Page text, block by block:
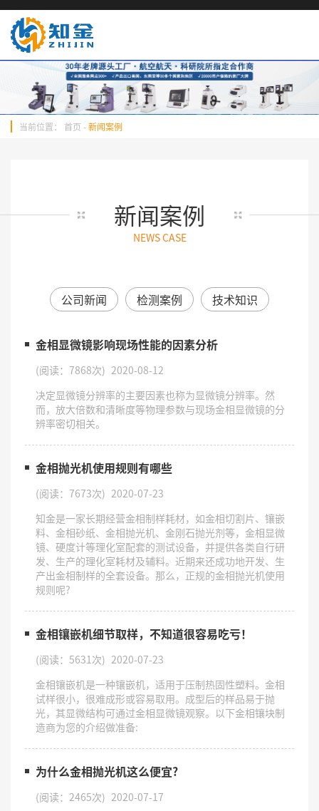
当前位置： 首页 -新闻案例
新闻案例
NEWS CASE
公司新闻 检测案例 技术知识
金相显微镜影响现场性能的因素分析
(阅读：7868次) 2020-08-12
决定显微镜分辨率的主要因素也称为显微镜分辨率。然
而，放大倍数和清晰度等物理参数与现场金相显微镜的分
辨率密切相关。
金相抛光机使用规则有哪些
(阅读：7673次) 2020-07-23
知金是一家长期经营金相制样耗材，如金相切割片、镶嵌
料、金相砂纸、金相抛光机、金刚石抛光剂等，金相显微
镜、硬度计等理化室配套的测试设备，并提供各类自行研
发、生产的理化室耗材及辅料。近期来还成功地开发、生
产出金相制样的全套设备。那么，正规的金相抛光机使用
规则呢?
金相镶嵌机细节取样，不知道很容易吃亏！
(阅读：5631次) 2020-07-23
金相镶嵌机是一种镶嵌机，适用于压制热固性塑料。金相
试样很小，很难成形或容易取用。成型后的样品易于抛
光，其显微结构可通过金相显微镜观察。以下金相镶块制
造商为您的介绍做准备:
为什么金相抛光机这么便宜?
(阅读：2465次) 2020-07-17